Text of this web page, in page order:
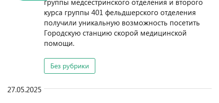
группы медсестринского отделения и второго
курса группы 401 фельдшерского отделения
получили уникальную возможность посетить
Городскую станцию скорой медицинской
помощи.
Без рубрики
27.05.2025